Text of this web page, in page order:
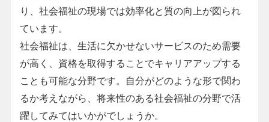
り、社会福祉の現場では効率化と質の向上が図られ
ています。
社会福祉は、生活に欠かせないサービスのため需要
が高く、資格を取得することでキャリアアップする
ことも可能な分野です。自分がどのような形で関わ
るか考えながら、将来性のある社会福祉の分野で活
躍してみてはいかがでしょうか。